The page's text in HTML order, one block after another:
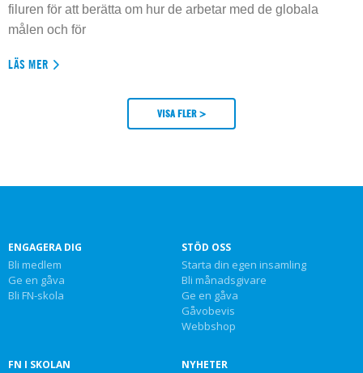
filuren för att berätta om hur de arbetar med de globala
målen och för
LÄS MER
VISA FLER >
ENGAGERA DIG
Bli medlem
Ge en gåva
Bli FN-skola
STÖD OSS
Starta din egen insamling
Bli månadsgivare
Ge en gåva
Gåvobevis
Webbshop
FN I SKOLAN NYHETER